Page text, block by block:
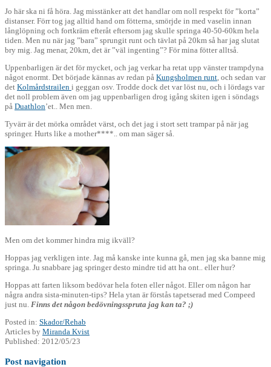
Jo här ska ni få höra. Jag misstänker att det handlar om noll respekt för ”korta”
distanser. Förr tog jag alltid hand om fötterna, smörjde in med vaselin innan
långlöpning och fortkräm efteråt eftersom jag skulle springa 40-50-60km hela
tiden. Men nu när jag ”bara” sprungit runt och tävlat på 20km så har jag slutat
bry mig. Jag menar, 20km, det är ”väl ingenting”? För mina fötter alltså.
Uppenbarligen är det för mycket, och jag verkar ha retat upp vänster trampdyna
något enormt. Det började kännas av redan på Kungsholmen runt, och sedan var
det Kolmårdstrailen i geggan osv. Trodde dock det var löst nu, och i lördags var
det noll problem även om jag uppenbarligen drog igång skiten igen i söndags
på Duathlon’et.. Men men.
Tyvärr är det mörka området värst, och det jag i stort sett trampar på när jag
springer. Hurts like a mother****.. om man säger så.
Men om det kommer hindra mig ikväll?
Hoppas jag verkligen inte. Jag må kanske inte kunna gå, men jag ska banne mig
springa. Ju snabbare jag springer desto mindre tid att ha ont.. eller hur?
Hoppas att farten liksom bedövar hela foten eller något. Eller om någon har
några andra sista-minuten-tips? Hela ytan är förstås tapetserad med Compeed
just nu. Finns det någon bedövningsspruta jag kan ta? ;)
Posted in: Skador/Rehab
Articles by Miranda Kvist
Published: 2012/05/23
Post navigation